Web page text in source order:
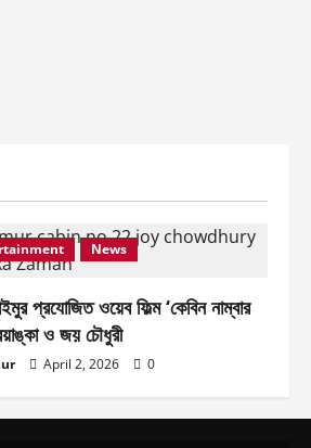
News
প্রযোজিত ওয়েব ফিল্ম ‘কেবিন নাম্বার
ও জয় চৌধুরী
April 2, 2026 0